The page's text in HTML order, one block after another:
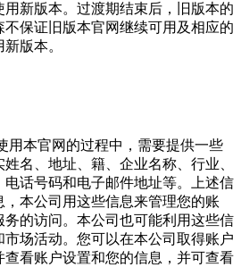
新版本。过渡期结束后，旧版本的
保证旧版本官网继续可用及相应的
版本。
用本官网的过程中，需要提供一些
名、地址、籍、企业名称、行业、
话号码和电子邮件地址等。上述信
本公司用这些信息来管理您的账
务的访问。本公司也可能利用这些信
场活动。您可以在本公司取得账户
看账户设置和您的信息，并可查看